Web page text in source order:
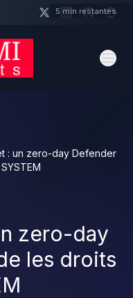
: un zero-day Defender
zero-day
les droits
5 min restantes